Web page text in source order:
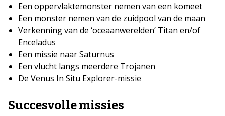
Een oppervlaktemonster nemen van een komeet
Een monster nemen van de zuidpool van de maan
Verkenning van de ‘oceaanwerelden’ Titan en/of
Enceladus
Een missie naar Saturnus
Een vlucht langs meerdere Trojanen
De Venus In Situ Explorer-missie
Succesvolle missies